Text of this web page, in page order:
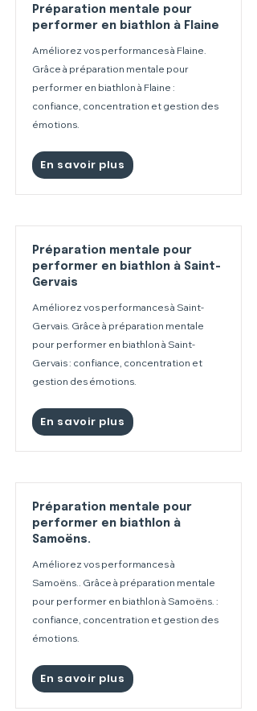
Préparation mentale pour
performer en biathlon à Flaine
Améliorez vos performances à Flaine.
Grâce à préparation mentale pour
performer en biathlon à Flaine :
confiance, concentration et gestion des
émotions.
En savoir plus
Préparation mentale pour
performer en biathlon à Saint-
Gervais
Améliorez vos performances à Saint-
Gervais. Grâce à préparation mentale
pour performer en biathlon à Saint-
Gervais : confiance, concentration et
gestion des émotions.
En savoir plus
Préparation mentale pour
performer en biathlon à
Samoëns.
Améliorez vos performances à
Samoëns.. Grâce à préparation mentale
pour performer en biathlon à Samoëns. :
confiance, concentration et gestion des
émotions.
En savoir plus